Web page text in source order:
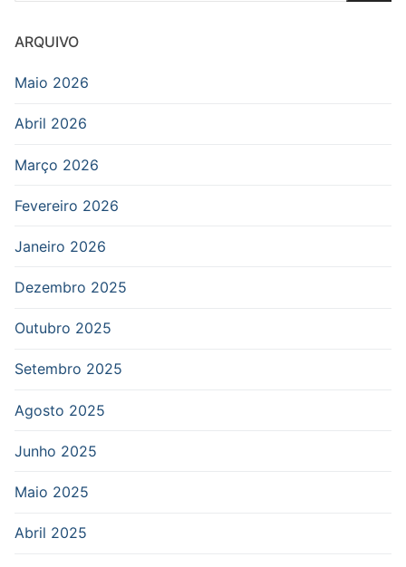
ARQUIVO
Maio 2026
Abril 2026
Março 2026
Fevereiro 2026
Janeiro 2026
Dezembro 2025
Outubro 2025
Setembro 2025
Agosto 2025
Junho 2025
Maio 2025
Abril 2025